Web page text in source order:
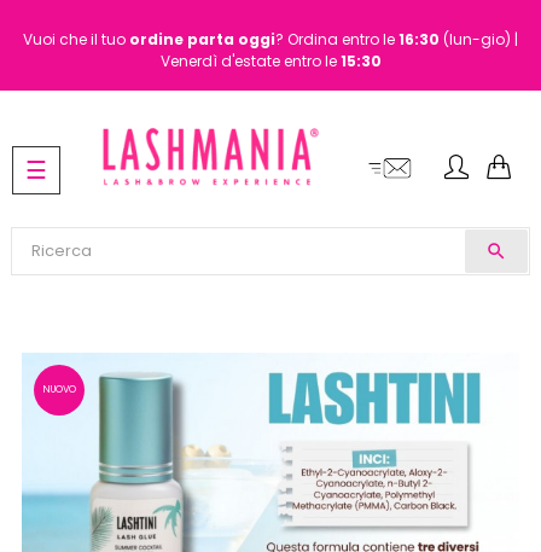
Vuoi che il tuo ordine parta oggi? Ordina entro le16:30 (lun-gio) |
Venerdì d'estate entro le15:30
search
navigazione
Toggle
☰
NUOVO